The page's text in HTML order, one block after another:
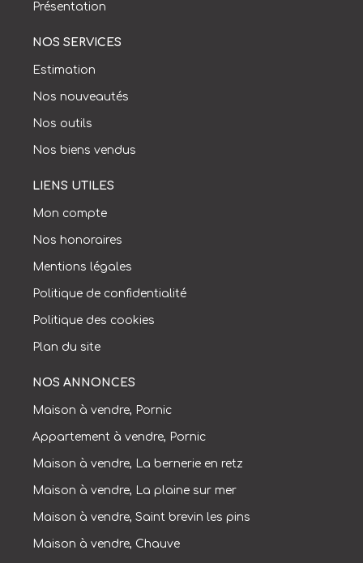
Présentation
NOS SERVICES
Estimation
Nos nouveautés
Nos outils
Nos biens vendus
LIENS UTILES
Mon compte
Nos honoraires
Mentions légales
Politique de confidentialité
Politique des cookies
Plan du site
NOS ANNONCES
Maison à vendre, Pornic
Appartement à vendre, Pornic
Maison à vendre, La bernerie en retz
Maison à vendre, La plaine sur mer
Maison à vendre, Saint brevin les pins
Maison à vendre, Chauve